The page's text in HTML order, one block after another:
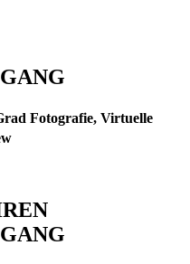
Fotografie, Virtuelle